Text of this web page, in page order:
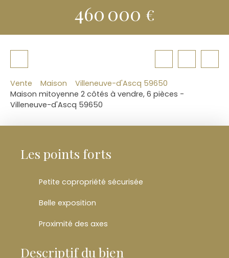
460 000 €
Vente Maison
Villeneuve-d'Ascq 59650
Maison mitoyenne 2 côtés à vendre, 6 pièces -
Villeneuve-d'Ascq 59650
Les points forts
Petite copropriété sécurisée
Belle exposition
Proximité des axes
Descriptif du bien